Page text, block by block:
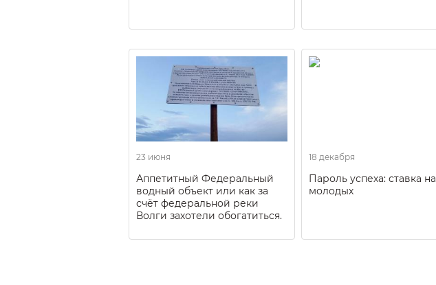
23 июня
Аппетитный Федеральный
водный объект или как за
счёт федеральной реки
Волги захотели обогатиться.
18 декабря
Пароль успеха: ставка на
молодых